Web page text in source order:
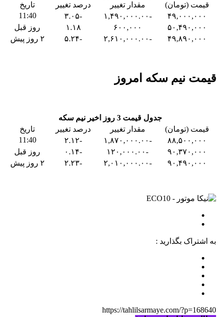
قیمت (تومان)
مقدار تغییر درصد تغییر
تاریخ
۴۹,۰۰۰,۰۰۰
-۱,۴۹۰,۰۰۰.۰۰ -۳.۰۵
11:40
۵۰,۴۹۰,۰۰۰
۶۰۰,۰۰۰ ۱.۱۸
روز قبل
۴۹,۸۹۰,۰۰۰
-۲,۶۱۰,۰۰۰.۰۰ -۵.۲۴ ۲ روز پیش
قیمت نیم سکه امروز
جدول قیمت 3 روز اخیر نیم سکه
قیمت (تومان)
مقدار تغییر درصد تغییر
تاریخ
۸۸,۵۰۰,۰۰۰
-۱,۸۷۰,۰۰۰.۰۰ -۲.۱۲
11:40
۹۰,۳۷۰,۰۰۰
-۱۲۰,۰۰۰.۰۰ -۰.۱۴
روز قبل
۹۰,۴۹۰,۰۰۰
-۲,۰۱۰,۰۰۰.۰۰ -۲.۲۳ ۲ روز پیش
به اشتراک بگذارید :
https://tahlilsarmaye.com/?p=168640